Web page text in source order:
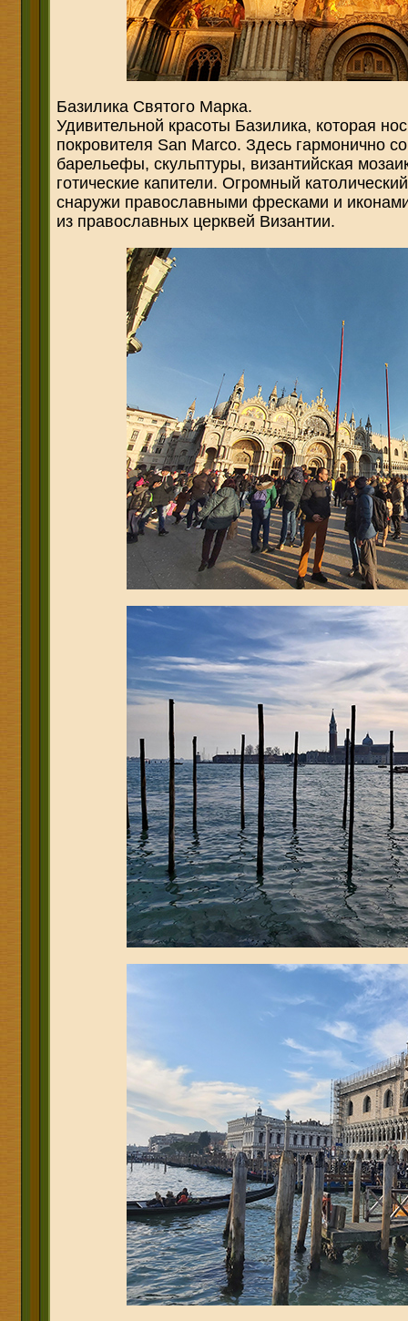
Базилика Святого Марка.
Удивительной красоты Базилика, которая
покровителя San Marco. Здесь гармонично
барельефы, скульптуры, византийская
готические капители. Огромный
снаружи православными фресками и
из православных церквей Византии.